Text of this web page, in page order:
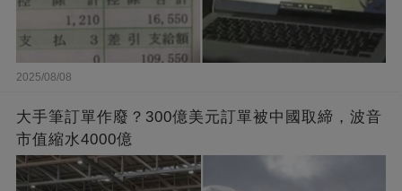
2025/08/08
大手筆訂單作廢？300億美元訂單被中國取締，波音
市值縮水4000億